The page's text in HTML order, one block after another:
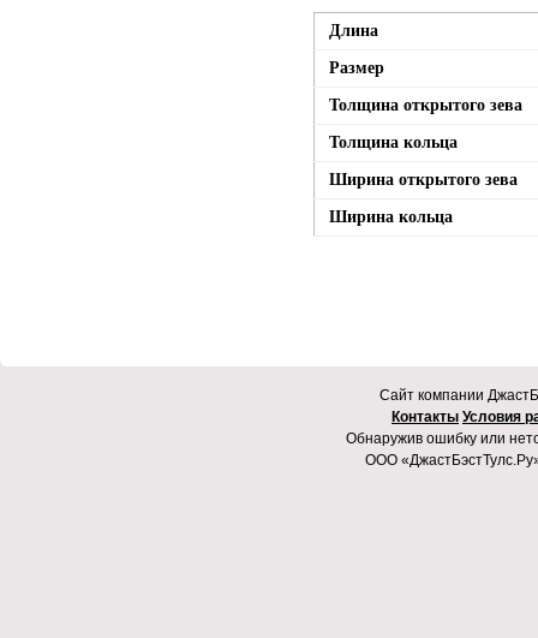
Длина
Размер
Толщина открытого зева
Толщина кольца
Ширина открытого зева
Ширина кольца
Cайт компании
Контакты Условия
Обнаружив ошибку или
ООО